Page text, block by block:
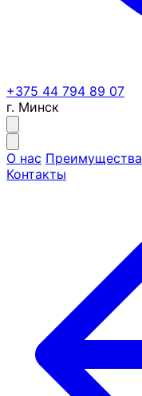
+375 44 794 89 07
г. Минск
О нас Преимущества
Контакты